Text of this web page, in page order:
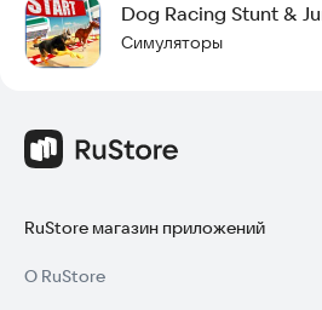
Dog Racing Stunt &
Симуляторы
RuStore магазин приложений
О RuStore